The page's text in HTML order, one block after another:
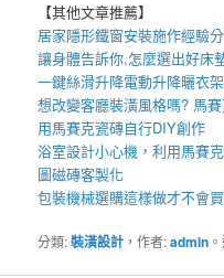
【其他文章推薦】
居家隱形鐵窗安裝施作經驗
讓身體告訴你,怎麼選出好床
一鍵絲滑升降電動升降曬衣架
想改變客廳裝潢風格嗎? 馬
用馬賽克瓷磚自行DIY創作
浴室設計小心機，利用馬賽
圖磁磚客製化
包裝機械選購這樣做才不會
分類:裝潢設計 ，作者:admin